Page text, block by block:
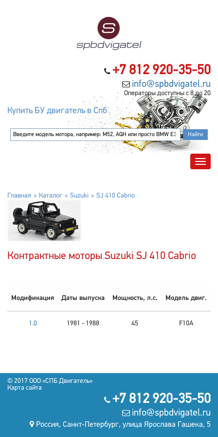
+7 812 920-35-50
info@spbdvigatel.ru
Операторы доступны с 8 до 20
Купить БУ двигатель в Спб
Главная Каталог Suzuki SJ 410 Cabrio
Контрактные моторы Suzuki SJ 410 Cabrio
Модификация Даты выпуска Мощность, л.с. Модель двиг.
1.0 1981 - 1988 45 F10A
© 2017 OOO «СПБ Двигатель»
Карта сайта
+7 812 920-35-50
info@spbdvigatel.ru
Россия, Санкт-Петербург, улица Ярослава Гашека, 5